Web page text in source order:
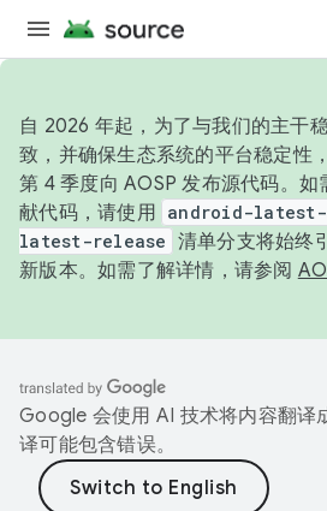
自 2026 年起，为了与我们的主干
致，并确保生态系统的平台稳定性
第 4 季度向 AOSP 发布源代码。如
献代码，请使用 android-latest-
latest-release 清单分支将始终
新版本。如需了解详情，请参阅
Google 会使用 AI 技术将内容翻译
译可能包含错误。